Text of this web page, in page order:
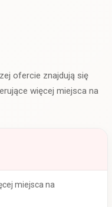
ofercie znajdują się
więcej miejsca na
miejsca na